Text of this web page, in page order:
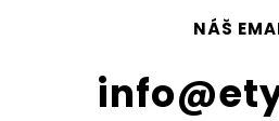
NÁŠ